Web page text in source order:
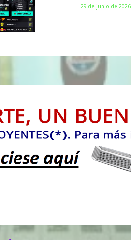
29 de junio de 2026